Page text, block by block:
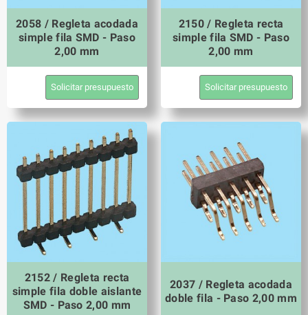
2058 / Regleta acodada
simple fila SMD - Paso
2,00 mm
Solicitar presupuesto
2150 / Regleta recta
simple fila SMD - Paso
2,00 mm
Solicitar presupuesto
2152 / Regleta recta
simple fila doble aislante
SMD - Paso 2,00 mm
2037 / Regleta acodada
doble fila - Paso 2,00 mm